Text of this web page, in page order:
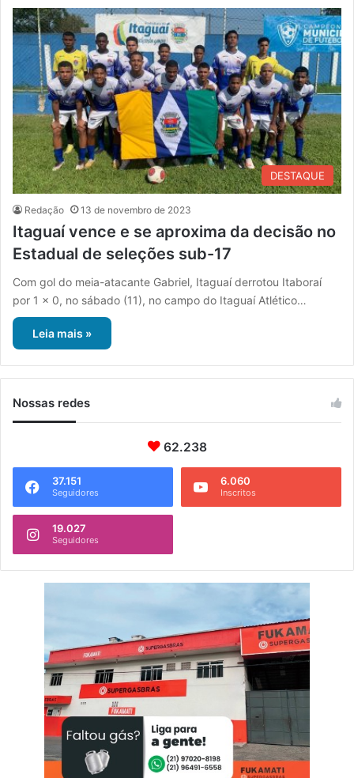
DESTAQUE
Redação 13 de novembro de 2023
Itaguaí vence e se aproxima da decisão no
Estadual de seleções sub-17
Com gol do meia-atacante Gabriel, Itaguaí derrotou Itaboraí
por 1 x 0, no sábado (11), no campo do Itaguaí Atlético…
Leia mais »
Nossas redes
62.238
37.151
Seguidores
6.060
Inscritos
19.027
Seguidores